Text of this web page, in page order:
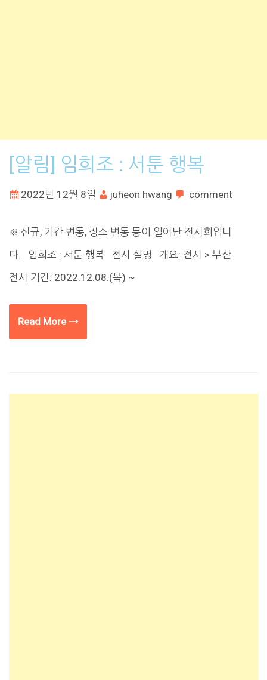
[알림] 임희조 : 서툰 행복
2022년 12월 8일 juheon hwang comment
※ 신규, 기간 변동, 장소 변동 등이 일어난 전시회입니
다. 임희조 : 서툰 행복 전시 설명 개요: 전시 > 부산
전시 기간: 2022.12.08.(목) ~
Read More →